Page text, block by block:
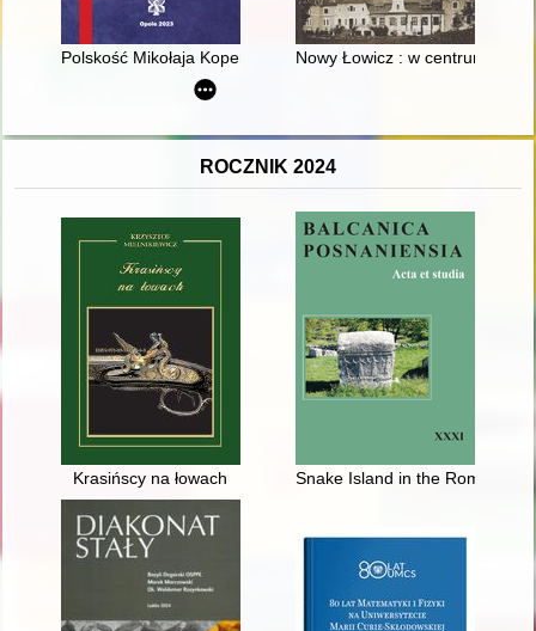
Polskość Mikołaja Kopernika z rodu ŚlązakaNowy Łowicz : w centrum
ROCZNIK 2024
Krasińscy na łowach Snake Island in the Romanian